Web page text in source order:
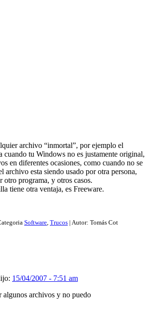
archivo “inmortal”, por ejemplo el
cuando tu Windows no es justamente original,
en diferentes ocasiones, como cuando no se
archivo esta siendo usado por otra persona,
otro programa, y otros casos.
tiene otra ventaja, es Freeware.
Software, Trucos | Autor: Tomás Cot
15/04/2007 - 7:51 am
algunos archivos y no puedo